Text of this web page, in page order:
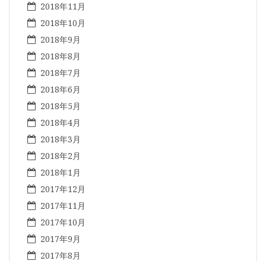
2018年11月
2018年10月
2018年9月
2018年8月
2018年7月
2018年6月
2018年5月
2018年4月
2018年3月
2018年2月
2018年1月
2017年12月
2017年11月
2017年10月
2017年9月
2017年8月